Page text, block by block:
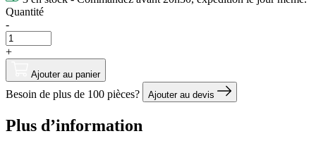
Quantité
-
+
Ajouter au panier
Besoin de plus de 100 pièces? Ajouter au devis
Plus d’information